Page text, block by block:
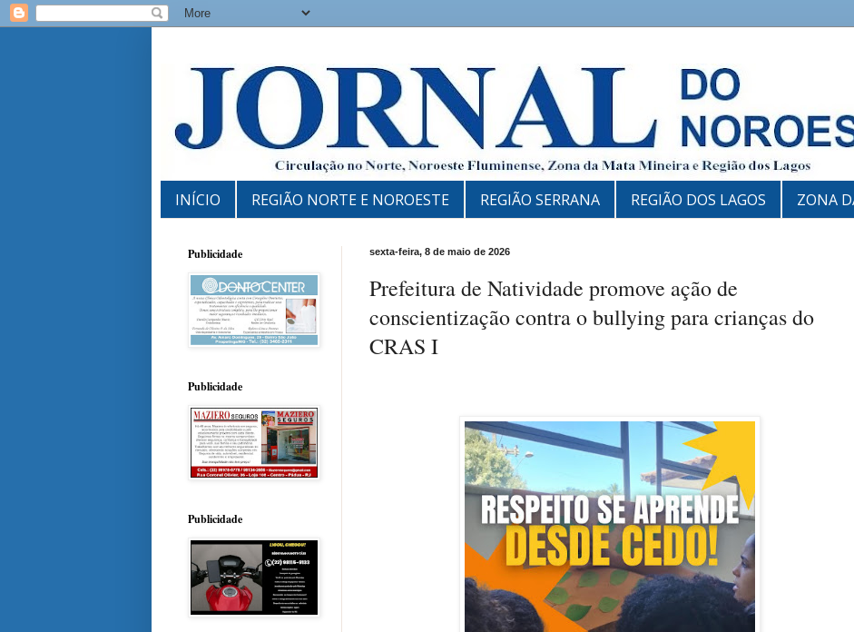
INÍCIO REGIÃO NORTE E NOROESTE REGIÃO SERRANA REGIÃO DOS LAGOS ZONA
sexta-feira, 8 de maio de 2026
Prefeitura de Natividade promove ação de
conscientização contra o bullying para crianças do
CRAS I
Publicidade
Publicidade
Publicidade